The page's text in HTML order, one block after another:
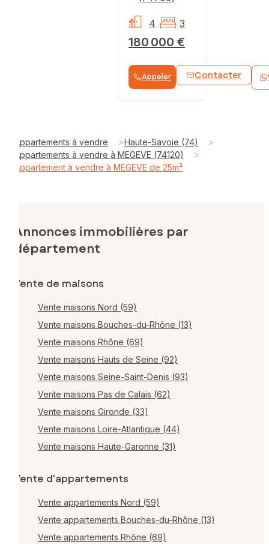
180 000 €
4 3
Appeler Contacter
Appartements à vendre >Haute-Savoie (74) >
Appartements à vendre à MEGEVE (74120) >
Appartement à vendre à MEGEVE de 25m²
Annonces immobilières par
département
Vente de maisons
Vente maisons Nord (59)
Vente maisons Bouches-du-Rhône (13)
Vente maisons Rhône (69)
Vente maisons Hauts de Seine (92)
Vente maisons Seine-Saint-Denis (93)
Vente maisons Pas de Calais (62)
Vente maisons Gironde (33)
Vente maisons Loire-Atlantique (44)
Vente maisons Haute-Garonne (31)
Vente d'appartements
Vente appartements Nord (59)
Vente appartements Bouches-du-Rhône (13)
Vente appartements Rhône (69)